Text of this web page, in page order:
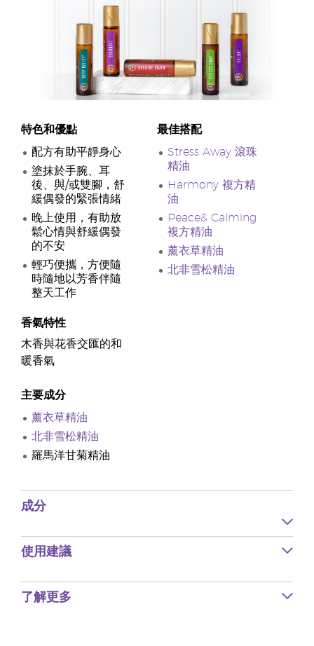
特色和優點
配方有助平靜身心
塗抹於手腕、耳
後、與/或雙腳，舒
緩偶發的緊張情緒
晚上使用，有助放
鬆心情與舒緩偶發
的不安
輕巧便攜，方便隨
時隨地以芳香伴隨
整天工作
香氣特性
木香與花香交匯的和
暖香氣
主要成分
薰衣草精油
北非雪松精油
羅馬洋甘菊精油
最佳搭配
Stress Away 滾珠
精油
Harmony 複方精
油
Peace& Calming
複方精油
薰衣草精油
北非雪松精油
成分
使用建議
了解更多